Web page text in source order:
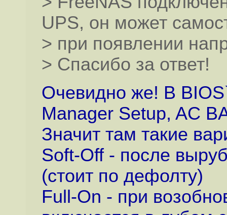
UPS, он может
> при появлении
> Спасибо за ответ!
Очевидно же! В
Manager Setup, AC
Значит там такие
Soft-Off - после
(стоит по дефолту)
Full-On - при